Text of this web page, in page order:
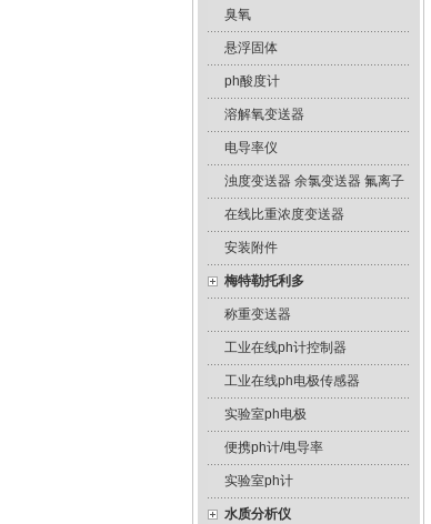
臭氧
悬浮固体
ph酸度计
溶解氧变送器
电导率仪
浊度变送器 余氯变送器 氟离子
在线比重浓度变送器
安装附件
梅特勒托利多
称重变送器
工业在线ph计控制器
工业在线ph电极传感器
实验室ph电极
便携ph计/电导率
实验室ph计
水质分析仪